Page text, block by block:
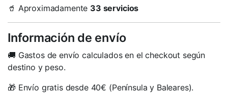
🥤 Aproximadamente 33 servicios
Información de envío
🚚 Gastos de envío calculados en el checkout según
destino y peso.
🎁 Envío gratis desde 40€ (Península y Baleares).